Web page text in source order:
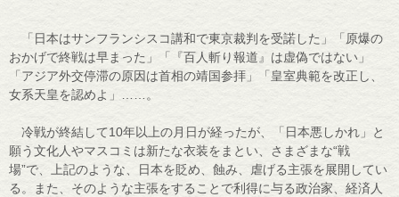
「日本はサンフランシスコ講和で東京裁判を受諾した」「原爆の
おかげで終戦は早まった」「『百人斬り報道』は虚偽ではない」
「アジア外交停滞の原因は首相の靖国参拝」「皇室典範を改正し、
女系天皇を認めよ」……。
冷戦が終結して10年以上の月日が経ったが、「日本悪しかれ」と
願う文化人やマスコミは新たな衣装をまとい、さまざまな“戦
場”で、上記のような、日本を貶め、蝕み、虐げる主張を展開してい
る。また、そのような主張をすることで利得に与る政治家、経済人